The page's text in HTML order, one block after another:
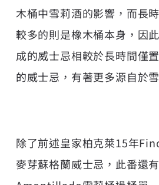
木桶中雪莉酒的影響，而長
較多的則是橡木桶本身，因
成的威士忌相較於長時間僅
的威士忌，有著更多源自於
除了前述皇家柏克萊15年
麥芽蘇格蘭威士忌，此番還